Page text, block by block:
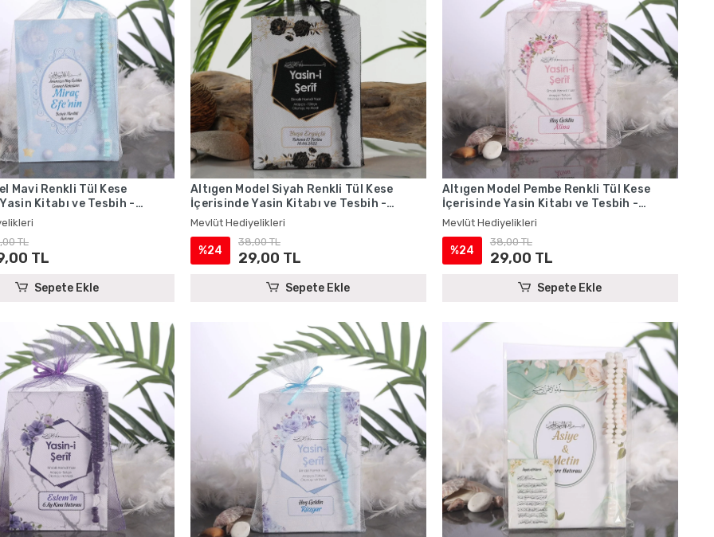
Mavi Renkli Tül Kese
Kitabı ve Tesbih -
TL
TL
Sepete Ekle
Altıgen Model Siyah Renkli Tül Kese
İçerisinde Yasin Kitabı ve Tesbih -
Mevlüt Hediyelikleri
Mevlüt Hediyelikleri
%24
38,00 TL
29,00 TL
Sepete Ekle
Altıgen Model Pembe Renkli Tül Kese
İçerisinde Yasin Kitabı ve Tesbih -
Mevlüt Hediyelikleri
Mevlüt Hediyelikleri
%24
38,00 TL
29,00 TL
Sepete Ekle